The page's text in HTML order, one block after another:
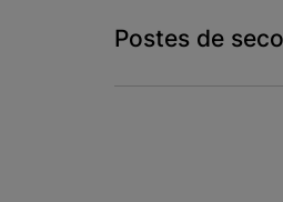
Postes de